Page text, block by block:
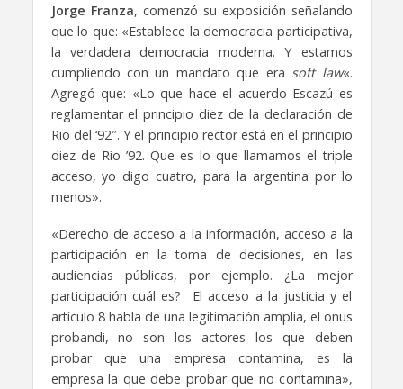
Jorge Franza, comenzó su exposición señalando
que lo que: «Establece la democracia participativa,
la verdadera democracia moderna. Y estamos
cumpliendo con un mandato que era soft law«.
Agregó que: «Lo que hace el acuerdo Escazú es
reglamentar el principio diez de la declaración de
Rio del ‘92″. Y el principio rector está en el principio
diez de Rio ’92. Que es lo que llamamos el triple
acceso, yo digo cuatro, para la argentina por lo
menos».
«Derecho de acceso a la información, acceso a la
participación en la toma de decisiones, en las
audiencias públicas, por ejemplo. ¿La mejor
participación cuál es? El acceso a la justicia y el
artículo 8 habla de una legitimación amplia, el onus
probandi, no son los actores los que deben
probar que una empresa contamina, es la
empresa la que debe probar que no contamina»,